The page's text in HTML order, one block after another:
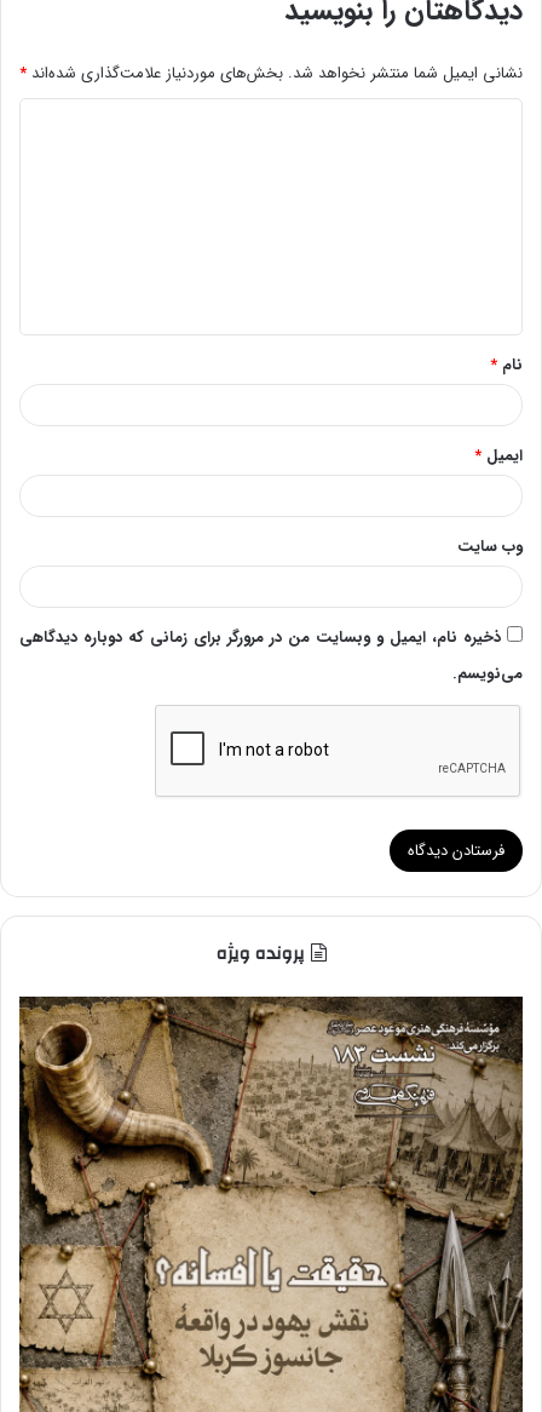
دیدگاهتان را بنویسید
نشانی ایمیل شما منتشر نخواهد شد. بخش‌های موردنیاز علامت‌گذاری شده‌اند *
*
نام *
ایمیل *
وب‌ سایت
ذخیره نام، ایمیل و وبسایت من در مرورگر برای زمانی که دوباره دیدگاهی
می‌نویسم.
پرونده ویژه